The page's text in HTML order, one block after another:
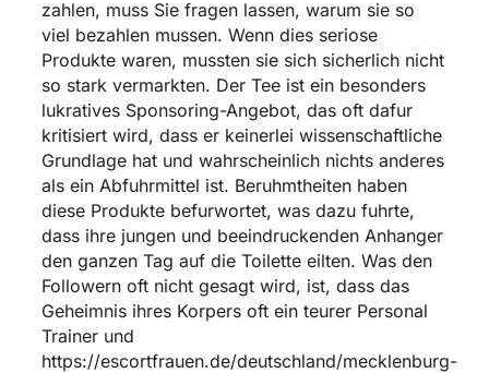
zahlen, muss Sie fragen lassen, warum sie so
viel bezahlen mussen. Wenn dies seriose
Produkte waren, mussten sie sich sicherlich nicht
so stark vermarkten. Der Tee ist ein besonders
lukratives Sponsoring-Angebot, das oft dafur
kritisiert wird, dass er keinerlei wissenschaftliche
Grundlage hat und wahrscheinlich nichts anderes
als ein Abfuhrmittel ist. Beruhmtheiten haben
diese Produkte befurwortet, was dazu fuhrte,
dass ihre jungen und beeindruckenden Anhanger
den ganzen Tag auf die Toilette eilten. Was den
Followern oft nicht gesagt wird, ist, dass das
Geheimnis ihres Korpers oft ein teurer Personal
Trainer und
https://escortfrauen.de/deutschland/mecklenburg-